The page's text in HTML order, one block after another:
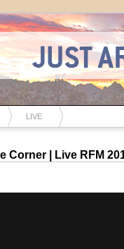
LIVE
Corner | Live RFM